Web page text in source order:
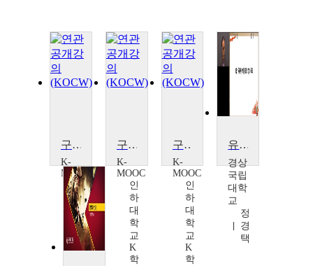
구소련에서의 고려인 사회 형성과 발전
K-
MOOC
인
하
대
학
교
구소련에서의 고려인 사회 형성과 발전
K-
MOOC
인
하
대
학
교
K
학
구소련에서의 고려인 사회 형성과 발전
K-
MOOC
인
하
대
학
교
K
학
유라시아의 민족과 문화
경상
국립
대학
교
정
경
택